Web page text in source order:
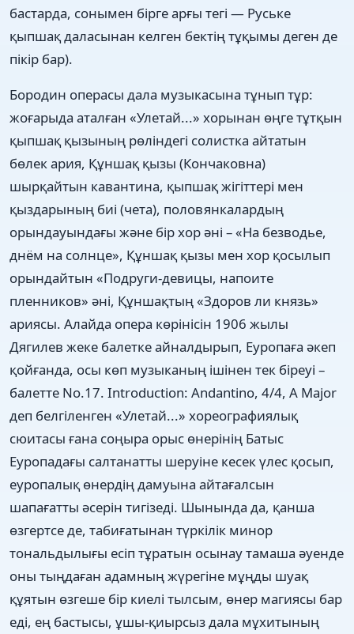
бастарда, сонымен бірге арғы тегі — Руське
қыпшақ даласынан келген бектің тұқымы деген де
пікір бар).
Бородин операсы дала музыкасына тұнып тұр:
жоғарыда аталған «Улетай...» хорынан өңге тұтқын
қыпшақ қызының рөліндегі солистка айтатын
бөлек ария, Құншақ қызы (Кончаковна)
шырқайтын кавантина, қыпшақ жігіттері мен
қыздарының биі (чета), половянкалардың
орындауындағы және бір хор әні – «На безводье,
днём на солнце», Құншақ қызы мен хор қосылып
орындайтын «Подруги-девицы, напоите
пленников» әні, Құншақтың «Здоров ли князь»
ариясы. Алайда опера көрінісін 1906 жылы
Дягилев жеке балетке айналдырып, Еуропаға әкеп
қойғанда, осы көп музыканың ішінен тек біреуі –
балетте No.17. Introduction: Andantino, 4/4, A Major
деп белгіленген «Улетай...» хореографиялық
сюитасы ғана соңыра орыс өнерінің Батыс
Еуропадағы салтанатты шеруіне кесек үлес қосып,
еуропалық өнердің дамуына айтағалсын
шапағатты әсерін тигізеді. Шынында да, қанша
өзгертсе де, табиғатынан түркілік минор
тональдылығы есіп тұратын осынау тамаша әуенде
оны тыңдаған адамның жүрегіне мұңды шуақ
құятын өзгеше бір киелі тылсым, өнер магиясы бар
еді, ең бастысы, ұшы-қиырсыз дала мұхитының